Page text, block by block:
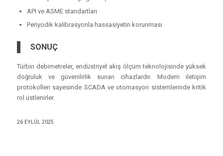
API ve ASME standartları
Periyodik kalibrasyonla hassasiyetin korunması
SONUÇ
Türbin debimetreler, endüstriyel akış ölçüm teknolojisinde yüksek
doğruluk ve güvenilirlik sunan cihazlardır. Modern iletişim
protokolleri sayesinde SCADA ve otomasyon sistemlerinde kritik
rol üstlenirler.
26 EYLÜL 2025